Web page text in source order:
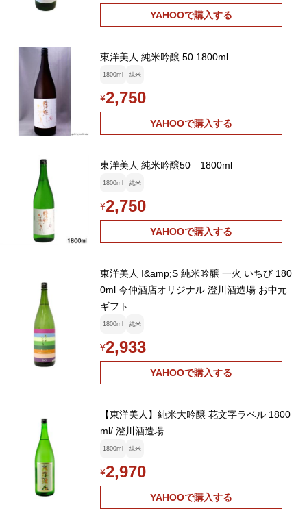
YAHOOで購入する
東洋美人 純米吟醸 50 1800ml
1800ml 純米
¥2,750
YAHOOで購入する
東洋美人 純米吟醸50 1800ml
1800ml 純米
¥2,750
YAHOOで購入する
東洋美人 I&amp;S 純米吟醸 一火 いちび 180
0ml 今仲酒店オリジナル 澄川酒造場 お中元
ギフト
1800ml 純米
¥2,933
YAHOOで購入する
【東洋美人】純米大吟醸 花文字ラベル 1800
ml/ 澄川酒造場
1800ml 純米
¥2,970
YAHOOで購入する